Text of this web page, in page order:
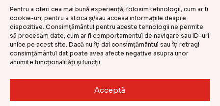
Pentru a oferi cea mai bună experiență, folosim tehnologii, cum ar fi
cookie-uri, pentru a stoca și/sau accesa informațiile despre
dispozitive. Consimțământul pentru aceste tehnologii ne permite
să procesăm date, cum ar fi comportamentul de navigare sau ID-uri
unice pe acest site. Dacă nu îți dai consimțământul sau îți retragi
consimțământul dat poate avea afecte negative asupra unor
anumite funcționalități și funcții.
Acceptă
Contact
ANPC
Setări cookie-uri